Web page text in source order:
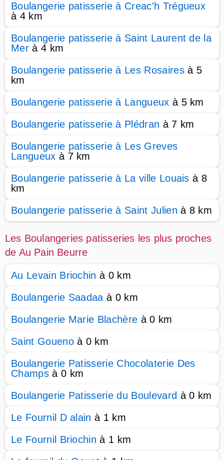
Boulangerie patisserie à Creac'h Trégueux
à 4 km
Boulangerie patisserie à Saint Laurent de la
Merà 4 km
Boulangerie patisserie à Les Rosairesà 5
km
Boulangerie patisserie à Langueux à 5 km
Boulangerie patisserie à Plédran à 7 km
Boulangerie patisserie à Les Greves
Langueux à 7 km
Boulangerie patisserie à La ville Louais à 8
km
Boulangerie patisserie à Saint Julien à 8 km
Les Boulangeries patisseries les plus proches
de Au Pain Beurre
Au Levain Briochin à 0 km
Boulangerie Saadaa à 0 km
Boulangerie Marie Blachère à 0 km
Saint Gouenoà 0 km
Boulangerie Patisserie Chocolaterie Des
Champsà 0 km
Boulangerie Patisserie du Boulevard à 0 km
Le Fournil D alain à 1 km
Le Fournil Briochin à 1 km